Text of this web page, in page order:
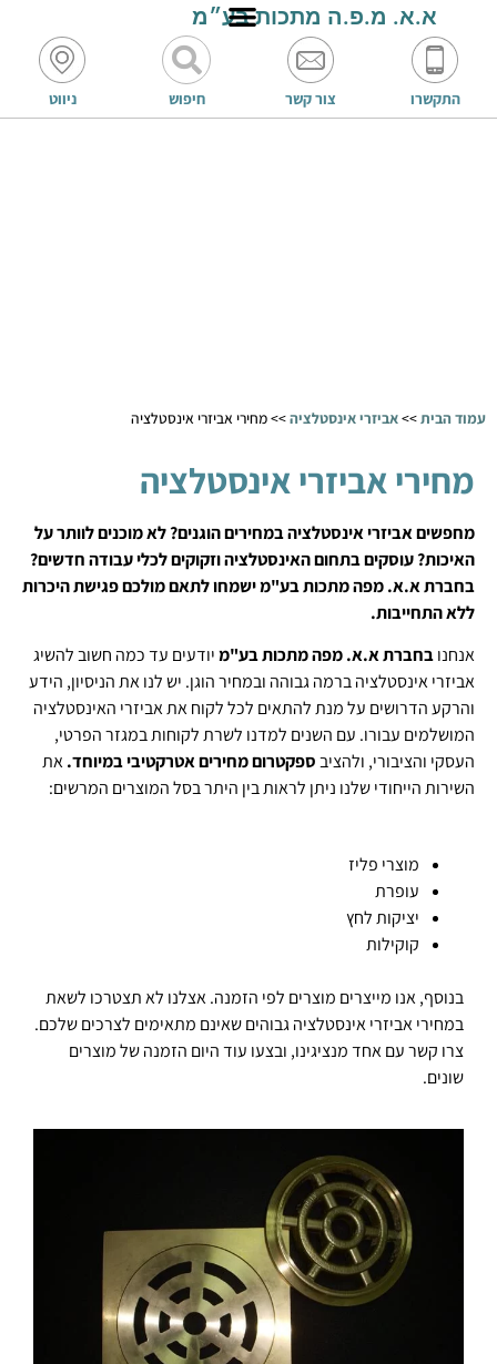
א.א. מ.פ.ה מתכות בע״מ
התקשרו צור קשר חיפוש ניווט
עמוד הבית>>אביזרי אינסטלציה>>מחירי אביזרי אינסטלציה
מחירי אביזרי אינסטלציה
מחפשים אביזרי אינסטלציה במחירים הוגנים? לא מוכנים לוותר על
האיכות? עוסקים בתחום האינסטלציה וזקוקים לכלי עבודה חדשים?
בחברת א.א. מפה מתכות בע"מ ישמחו לתאם מולכם פגישת היכרות
ללא התחייבות.
אנחנובחברת א.א. מפה מתכות בע"מיודעים עד כמה חשוב להשיג
אביזרי אינסטלציה ברמה גבוהה ובמחיר הוגן. יש לנו את הניסיון, הידע
והרקע הדרושים על מנת להתאים לכל לקוח את אביזרי האינסטלציה
המושלמים עבורו. עם השנים למדנו לשרת לקוחות במגזר הפרטי,
העסקי והציבורי, ולהציבספקטרום מחירים אטרקטיבי במיוחד.את
השירות הייחודי שלנו ניתן לראות בין היתר בסל המוצרים המרשים:
מוצרי פליז
עופרת
יציקות לחץ
קוקילות
בנוסף, אנו מייצרים מוצרים לפי הזמנה. אצלנו לא תצטרכו לשאת
במחירי אביזרי אינסטלציה גבוהים שאינם מתאימים לצרכים שלכם.
צרו קשר עם אחד מנציגינו, ובצעו עוד היום הזמנה של מוצרים
שונים.